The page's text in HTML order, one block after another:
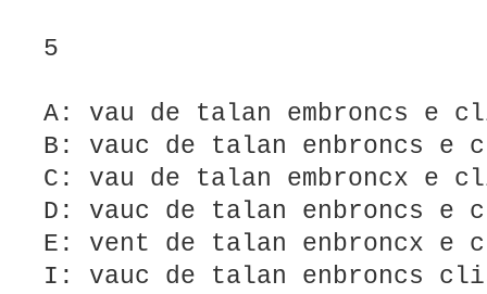
5
A: vau de talan embroncs e
B: vauc de talan enbroncs e
C: vau de talan embroncx e
D: vauc de talan enbroncs e
E: vent de talan enbroncx e
I: vauc de talan enbroncs